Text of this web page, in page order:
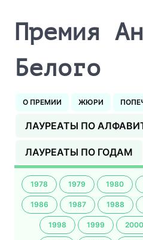
Премия
Белого
О ПРЕМИИ ЖЮРИ
ЛАУРЕАТЫ ПО
ЛАУРЕАТЫ ПО ГОДАМ
1978 1979 1980
1986 1987 1988
1998 1999 2000